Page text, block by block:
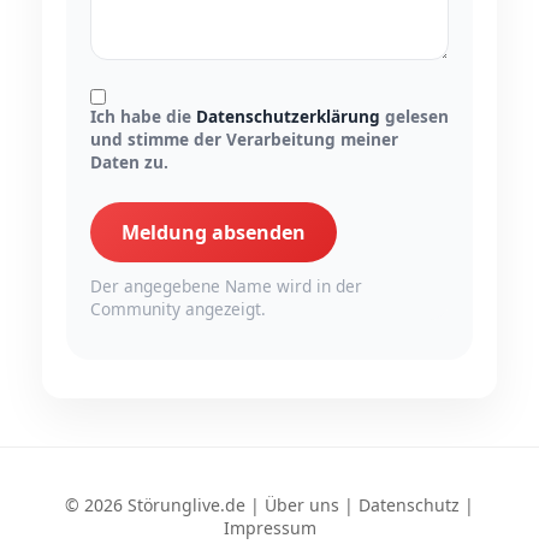
Ich habe die Datenschutzerklärung gelesen
und stimme der Verarbeitung meiner
Daten zu.
Meldung absenden
Der angegebene Name wird in der
Community angezeigt.
© 2026 Störunglive.de | Über uns | Datenschutz |
Impressum